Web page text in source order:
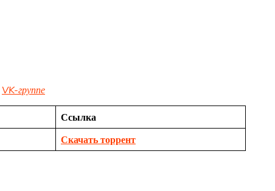
VK-группе
Ссылка
Скачать торрент